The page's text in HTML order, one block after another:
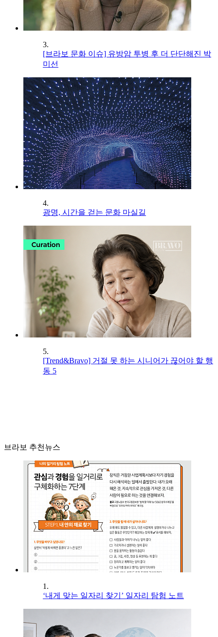
3.
[브라보 문화 이슈] 유방암 투병 후 더 단단해진 박
미선
4.
광명, 시간을 걷는 문화 마실길
5.
[Trend&Bravo] 거절 못 하는 시니어가 끊어야 할 행
동 5
브라보 추천뉴스
1.
‘내게 맞는 일자리 찾기’ 일자리 탐험 노트